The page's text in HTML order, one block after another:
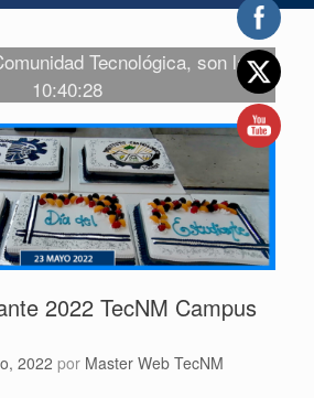
Tecnológica, son las
10:40:28
2022 TecNM Campus
2022 por Master Web TecNM